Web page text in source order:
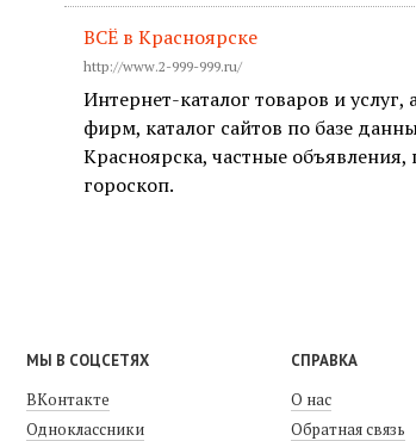
ВСЁ в Красноярске
http://www.2-999-999.ru/
Интернет-каталог товаров и
фирм, каталог сайтов по базе
Красноярска, частные
гороскоп.
МЫ В СОЦСЕТЯХ
ВКонтакте
Одноклассники
СПРАВКА
О нас
Обратная связь